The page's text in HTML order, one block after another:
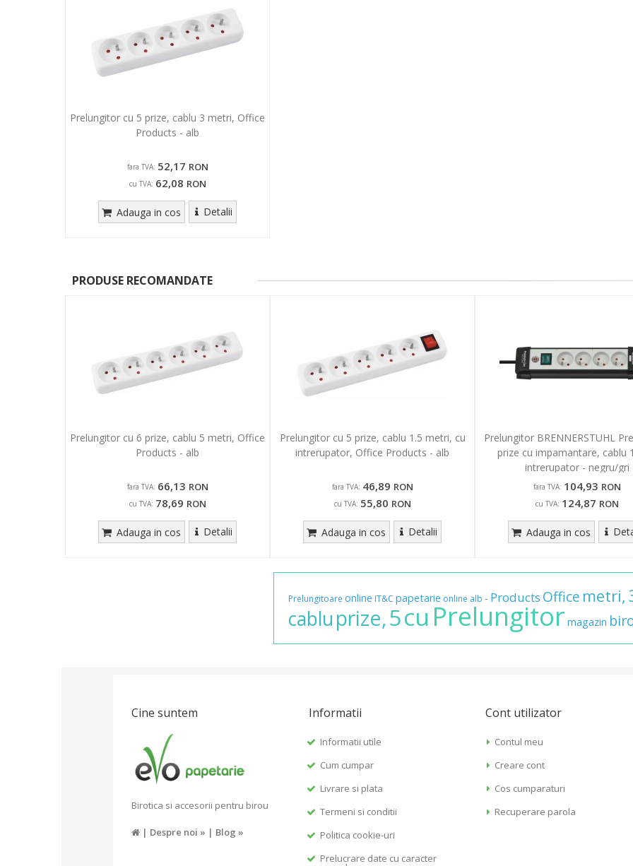
Prelungitor cu 5 prize, cablu 3 metri, Office
Products - alb
fara TVA: 52,17 RON
cu TVA: 62,08 RON
Adauga in cos Detalii
PRODUSE RECOMANDATE
Prelungitor cu 6 prize, cablu 5 metri, Office
Products - alb
fara TVA: 66,13 RON
cu TVA: 78,69 RON
Adauga in cos Detalii
Prelungitor cu 5 prize, cablu 1.5 metri, cu
intrerupator, Office Products - alb
fara TVA: 46,89 RON
cu TVA: 55,80 RON
Adauga in cos Detalii
Prelungitor BRENNERSTUHL
prize cu impamantare, cablu
intrerupator - negru/gri
fara TVA: 104,93 RON
cu TVA: 124,87 RON
Adauga in cos
Prelungitoare online IT&C papetarie online alb - Products Office metri,
cabluprize,5cu Prelungitor magazin
Cine suntem
Birotica si accesorii pentru birou
| Despre noi » | Blog »
Informatii
Informatii utile
Cum cumpar
Livrare si plata
Termeni si conditii
Politica cookie-uri
Prelucrare date cu caracter
Cont utilizator
Contul meu
Creare cont
Cos cumparaturi
Recuperare parola